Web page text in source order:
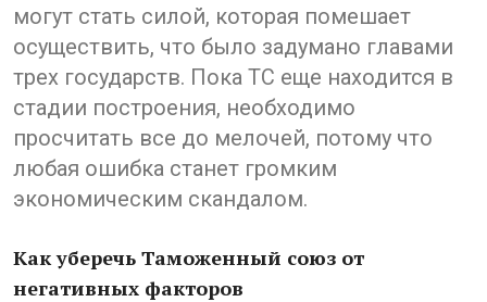
могут стать силой, которая помешает
осуществить, что было задумано главами
трех государств. Пока ТС еще находится в
стадии построения, необходимо
просчитать все до мелочей, потому что
любая ошибка станет громким
экономическим скандалом.
Как уберечь Таможенный союз от
негативных факторов